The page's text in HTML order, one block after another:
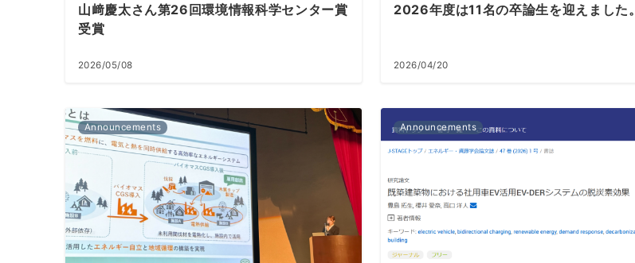
山﨑慶太さん第26回環境情報科学センター賞
受賞
2026/05/08
2026年度は11名の卒論生を迎えました。
2026/04/20
Announcements Announcements